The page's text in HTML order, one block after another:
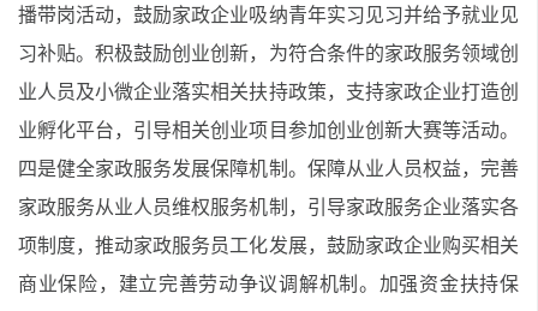
播带岗活动，鼓励家政企业吸纳青年实习见习并给予就业见
习补贴。积极鼓励创业创新，为符合条件的家政服务领域创
业人员及小微企业落实相关扶持政策，支持家政企业打造创
业孵化平台，引导相关创业项目参加创业创新大赛等活动。
四是健全家政服务发展保障机制。保障从业人员权益，完善
家政服务从业人员维权服务机制，引导家政服务企业落实各
项制度，推动家政服务员工化发展，鼓励家政企业购买相关
商业保险，建立完善劳动争议调解机制。加强资金扶持保